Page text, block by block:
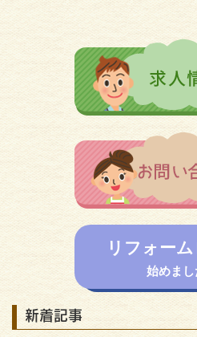
リフォー
始めまし
新着記事